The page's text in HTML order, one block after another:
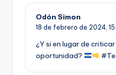
Odón Simon
18 de febrero de 2024,
¿Y si en lugar de
oportunidad?